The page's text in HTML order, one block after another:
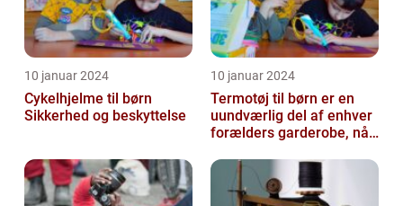
10 januar 2024
Cykelhjelme til børn
Sikkerhed og beskyttelse
10 januar 2024
Termotøj til børn er en
uundværlig del af enhver
forælders garderobe, når
de...